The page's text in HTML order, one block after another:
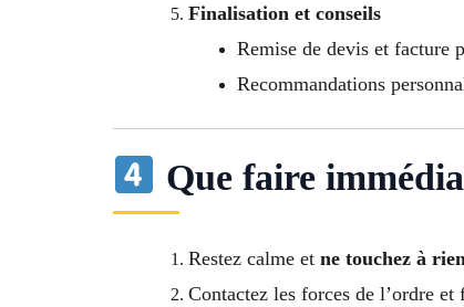
Finalisation et conseils
Remise de devis et facture
Recommandations
Que faire
Restez calme et ne touchez à rien
Contactez les forces de l’ordre et